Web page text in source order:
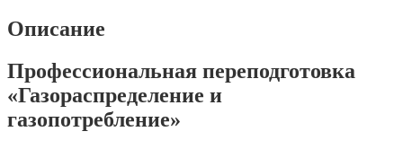
газопотребление»
Описание
Профессиональная переподготовка
«Газораспределение и
газопотребление»